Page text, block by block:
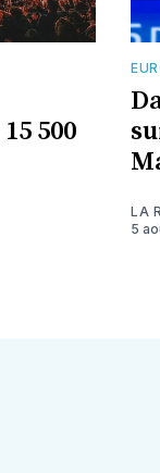
500
LA
5